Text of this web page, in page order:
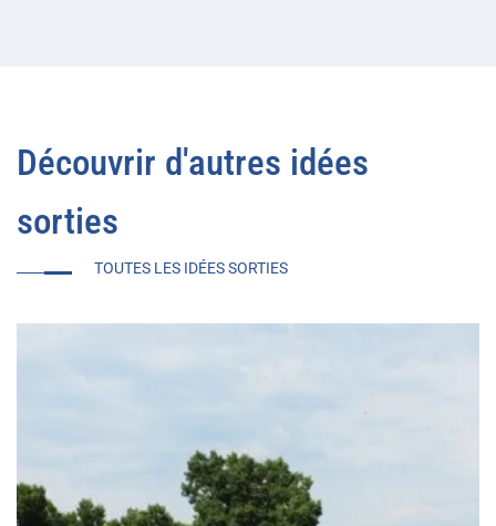
Découvrir d'autres idées
sorties
TOUTES LES IDÉES SORTIES